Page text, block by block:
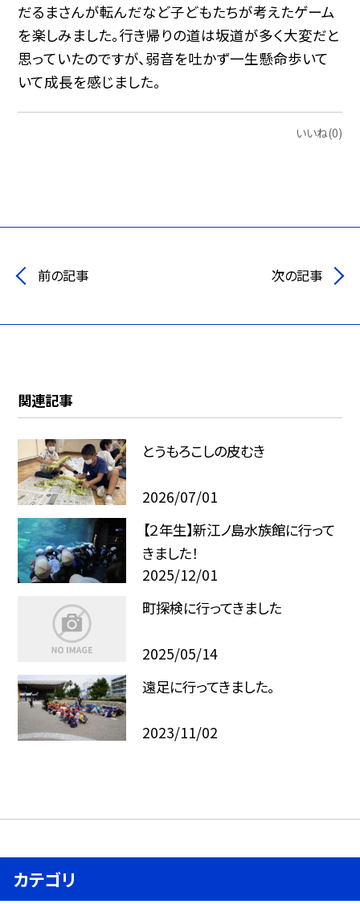
だるまさんが転んだなど子どもたちが考えたゲーム
を楽しみました。行き帰りの道は坂道が多く大変だと
思っていたのですが、弱音を吐かず一生懸命歩いて
いて成長を感じました。
いいね(0)
前の記事 次の記事
関連記事
とうもろこしの皮むき
2026/07/01
【２年生】新江ノ島水族館に行って
きました！
2025/12/01
町探検に行ってきました
2025/05/14
遠足に行ってきました。
2023/11/02
カテゴリ